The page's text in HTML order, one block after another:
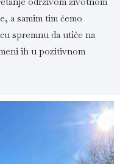
a samim tim ćemo
spremnu da utiče na
ih u pozitivnom